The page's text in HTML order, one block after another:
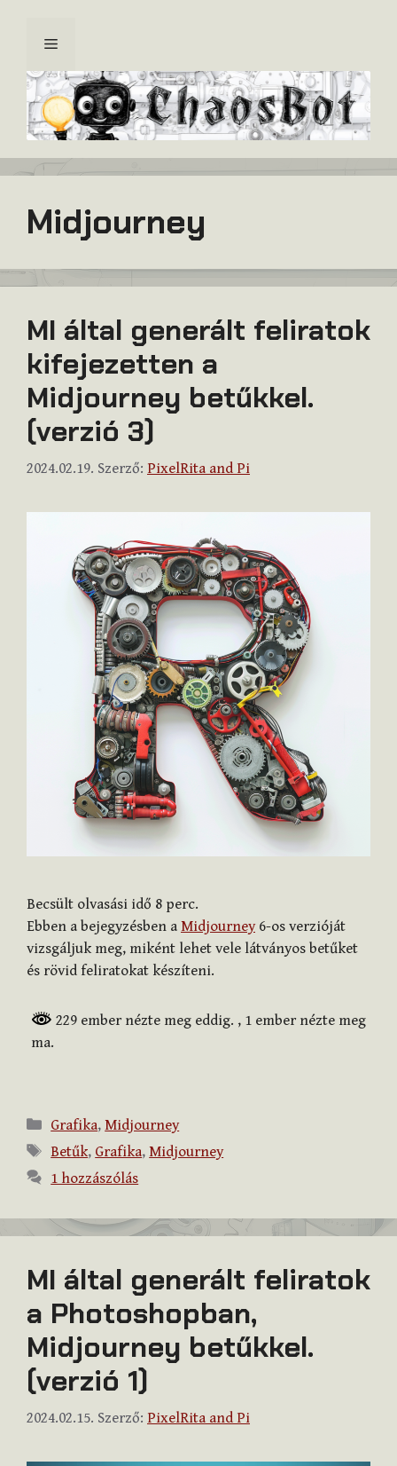
tartalomba
Menü
Midjourney
MI által generált feliratok
kifejezetten a
Midjourney betűkkel.
(verzió 3)
2024.02.19. Szerző: PixelRita and Pi
Becsült olvasási idő 8 perc.
Ebben a bejegyzésben a Midjourney6-os verzióját
vizsgáljuk meg, miként lehet vele látványos betűket
és rövid feliratokat készíteni.
229 ember nézte meg eddig. , 1 ember nézte meg
ma.
Kategória
Grafika,Midjourney
Címkék
Betűk, Grafika,Midjourney
1 hozzászólás
MI által generált feliratok
a Photoshopban,
Midjourney betűkkel.
(verzió 1)
2024.02.15. Szerző: PixelRita and Pi